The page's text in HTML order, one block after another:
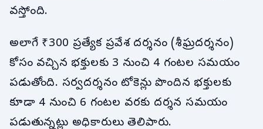
వస్తోంది.
అలాగే ₹300 ప్రత్యేక ప్రవేశ దర్శనం (శీఘ్రదర్శనం)
కోసం వచ్చిన భక్తులకు 3 నుంచి 4 గంటల సమయం
పడుతోంది. సర్వదర్శనం టోకెన్లు పొందిన భక్తులకు
కూడా 4 నుంచి 6 గంటల వరకు దర్శన సమయం
పడుతున్నట్లు అధికారులు తెలిపారు.